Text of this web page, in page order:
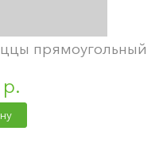
прямоугольный